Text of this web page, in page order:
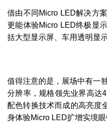
借由不同Micro LED解决方
更能体验Micro LED终极显
括大型显示屏、车用透明显
值得注意的是，展场中有一
分辨率，规格领先业界高达
配色转换技术而成的高亮度
身体验Micro LED扩增实境眼